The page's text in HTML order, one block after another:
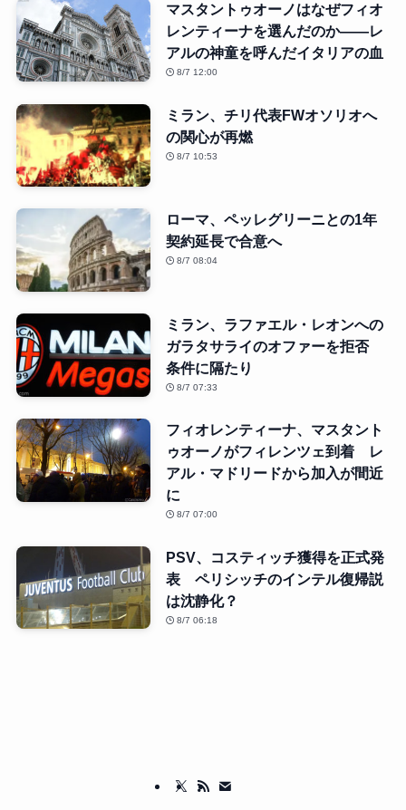
マスタントゥオーノはなぜフィオ
レンティーナを選んだのか――レ
アルの神童を呼んだイタリアの血
8/7 12:00
ミラン、チリ代表FWオソリオへ
の関心が再燃
8/7 10:53
ローマ、ペッレグリーニとの1年
契約延長で合意へ
8/7 08:04
ミラン、ラファエル・レオンへの
ガラタサライのオファーを拒否
条件に隔たり
8/7 07:33
フィオレンティーナ、マスタント
ゥオーノがフィレンツェ到着 レ
アル・マドリードから加入が間近
に
8/7 07:00
PSV、コスティッチ獲得を正式発
表 ペリシッチのインテル復帰説
は沈静化？
8/7 06:18